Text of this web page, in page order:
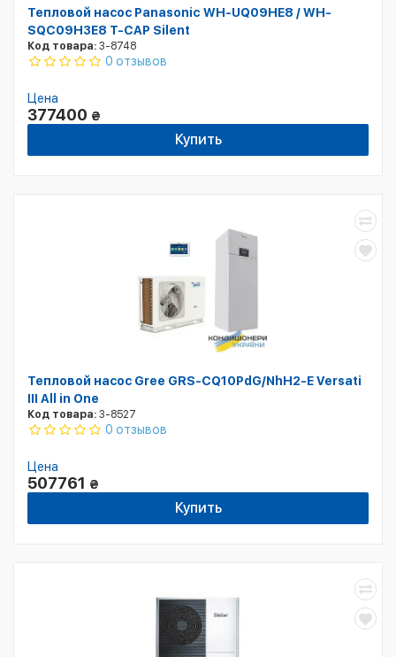
Тепловой насос Panasonic WH-UQ09HE8 / WH-
SQC09H3E8 T-CAP Silent
Код товара: 3-8748
0 отзывов
Цена
377400 ₴
Купить
Тепловой насос Gree GRS-CQ10PdG/NhH2-E Versati
III All in One
Код товара: 3-8527
0 отзывов
Цена
507761 ₴
Купить